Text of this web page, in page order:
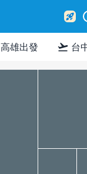
rocket_launch
高雄出發 flight_takeoff 台